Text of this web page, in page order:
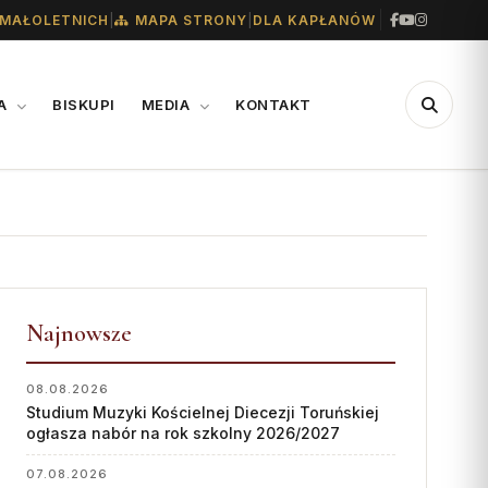
MAPA STRONY DLA KAPŁANÓW
BISKUPI MEDIA KONTAKT
MEDIALNE
Biuro
Współpraca
„GŁOS Z TORUNIA"
Redakcja
Archiwum
Ofiary na seminarium
Najnowsze
08.08.2026
Studium Muzyki Kościelnej Diecezji Toruńskiej
ogłasza nabór na rok szkolny 2026/2027
07.08.2026